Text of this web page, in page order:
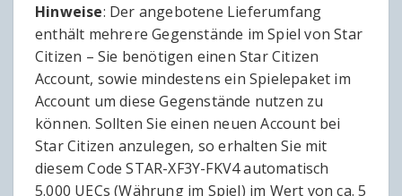
Hinweise: Der angebotene Lieferumfang
enthält mehrere Gegenstände im Spiel von Star
Citizen – Sie benötigen einen Star Citizen
Account, sowie mindestens ein Spielepaket im
Account um diese Gegenstände nutzen zu
können. Sollten Sie einen neuen Account bei
Star Citizen anzulegen, so erhalten Sie mit
diesem Code STAR-XF3Y-FKV4 automatisch
5.000 UECs (Währung im Spiel) im Wert von ca. 5